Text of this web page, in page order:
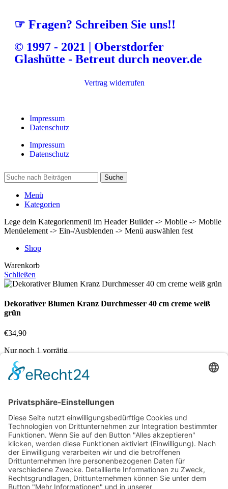
☞ Fragen? Schreiben Sie uns!!
© 1997 - 2021 | Oberstdorfer
Glashütte - Betreut durch neover.de
Vertrag widerrufen
Impressum
Datenschutz
Impressum
Datenschutz
Suche
Menü
Kategorien
Lege dein Kategorienmenü im Header Builder -> Mobile -> Mobile
Menüelement -> Ein-/Ausblenden -> Menü auswählen fest
Shop
Warenkorb
Schließen
Dekorativer Blumen Kranz Durchmesser 40 cm creme weiß
grün
€34,90
Nur noch 1 vorrätig
In den Warenkorb
Vergleichen
Beginnen Sie mit der Eingabe, um die gewünschten Beiträge
anzuzeigen.
Kostenloser Versand ab 75,- €